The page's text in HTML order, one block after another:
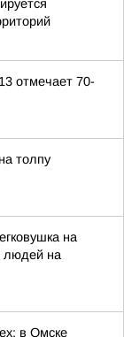
отмечает 70-
толпу
на
людей на
в Омске